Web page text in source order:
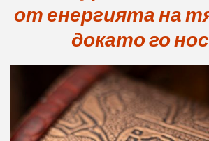
от енергията на
докато го